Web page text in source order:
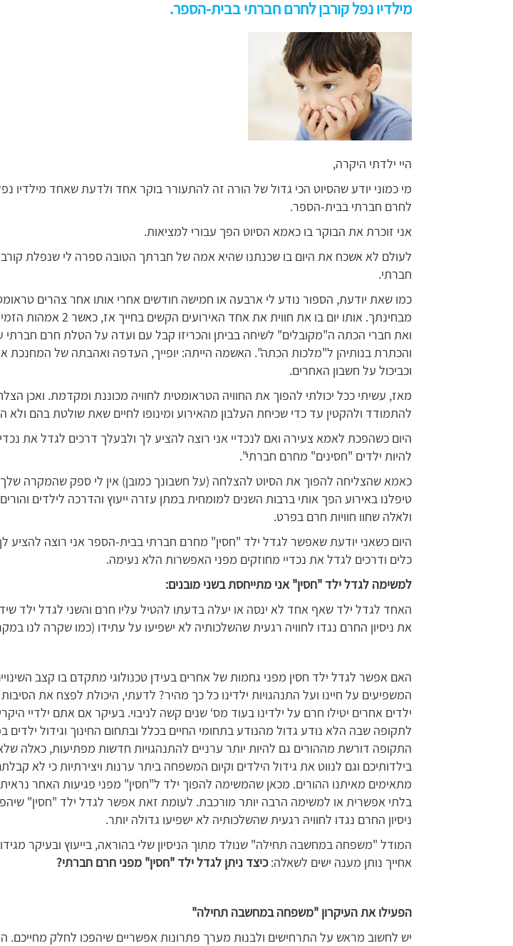
מילדיו נפל קורבן לחרם חברתי בבית-הספר.
היי ילדתי היקרה,
מי כמוני יודע שהסיוט הכי גדול של הורה זה להתעורר בוקר אחד ולדעת שאחד מילדיו
לחרם חברתי בבית-הספר.
אני זוכרת את הבוקר בו כאמא הסיוט הפך עבורי למציאות.
לעולם לא אשכח את היום בו שכנתנו שהיא אמה של חברתך הטובה ספרה לי שנפלת
חברתי.
כמו שאת יודעת, הספור נודע לי ארבעה או חמישה חודשים אחרי אותו אחר צהרים
מבחינתך. אותו יום בו את חווית את אחד האירועים הקשים
ואת חברי הכתה ה"מקובלים" לשיחה בביתן והכריזו קבל עם ועדה על הטלת חרם חברתי
והכתרת בנותיהן ל"מלכות הכתה". האשמה הייתה: יופייך, העדפה ואהבתה של המחנכת
וכביכול על חשבון האחרים.
מאז, עשיתי ככל יכולתי להפוך את החוויה הטראומטית לחוויה מכוננת ומקדמת. ואכן
להתמודד ולהקטין עד כדי שכיחת העלבון מהאירוע ומינופו לחיים שאת שולטת בהם ולא
היום כשהפכת לאמא צעירה ואם לנכדיי אני רוצה להציע לך ולבעלך דרכים לגדל את
להיות ילדים "חסינים" מחרם חברתי".
כאמא שהצליחה להפוך את הסיוט להצלחה (על חשבונך כמובן) אין לי ספק שהמקרה
טיפלנו באירוע הפך אותי ברבות השנים למומחית במתן עזרה ייעוץ והדרכה לילדים
ולאלה שחוו חוויות חרם בפרט.
היום כשאני יודעת שאפשר לגדל ילד "חסין" מחרם חברתי בבית-הספר אני רוצה להציע
כלים ודרכים לגדל את נכדיי מחוזקים מפני האפשרות הלא נעימה.
למשימה לגדל ילד "חסין" אני מתייחסת בשני מובנים:
האחד לגדל ילד שאף אחד לא ינסה או יעלה בדעתו להטיל עליו חרם והשני לגדל ילד
את ניסיון החרם נגדו לחוויה רגעית שהשלכותיה לא ישפיעו על עתידו (כמו שקרה לנו
האם אפשר לגדל ילד חסין מפני גחמות של אחרים בעידן טכנולוגי מתקדם בו קצב
המשפיעים על חיינו ועל התנהגויות ילדינו כל כך מהיר? לדעתי, היכולת לפצח את
ילדים אחרים יטילו חרם על ילדינו בעוד מס‘ שנים קשה לניבוי. בעיקר אם אתם ילדיי
לתקופה שבה הלא נודע גדול מהנודע בתחומי החיים בכלל ובתחום החינוך וגידול ילדים
התקופה דורשת מההורים גם להיות יותר ערניים להתנהגויות חדשות מפתיעות, כאלה
בילדותיכם וגם לנווט את גידול הילדים וקיום המשפחה ביתר ערנות ויצירתיות כי לא
מתאימים מאיתנו ההורים. מכאן שהמשימה להפוך ילד ל"חסין" מפני פגיעות האחר
בלתי אפשרית או למשימה הרבה יותר מורכבת. לעומת זאת אפשר לגדל ילד "חסין"
ניסיון החרם נגדו לחוויה רגעית שהשלכותיה לא ישפיעו גדולה יותר.
המודל "משפחה במחשבה תחילה" שנולד מתוך הניסיון שלי בהוראה, בייעוץ ובעיקר
אחייך נותן מענה ישים לשאלה:כיצד ניתן לגדל ילד "חסין" מפני חרם חברתי?
הפעילו את העיקרון "משפחה במחשבה תחילה"
יש לחשוב מראש על התרחישים ולבנות מערך פתרונות אפשריים שיהפכו לחלק מחייכם.